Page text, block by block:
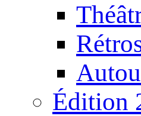
Édition